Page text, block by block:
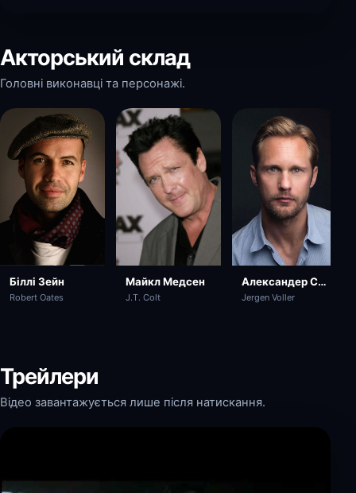
Акторський склад
Головні виконавці та персонажі.
Біллі Зейн
Robert Oates
Майкл Медсен
J.T. Colt
Александер Скашґорд
Jergen Voller
Трейлери
Відео завантажується лише після натискання.